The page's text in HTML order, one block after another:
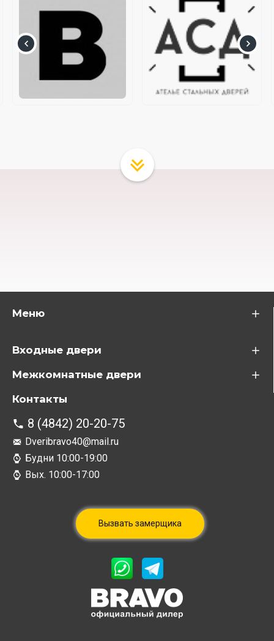
Меню
Входные двери
Межкомнатные двери
Контакты
8 (4842) 20-20-75
Dveribravo40@mail.ru
Будни 10:00-19:00
Вых. 10:00-17:00
Вызвать замерщика